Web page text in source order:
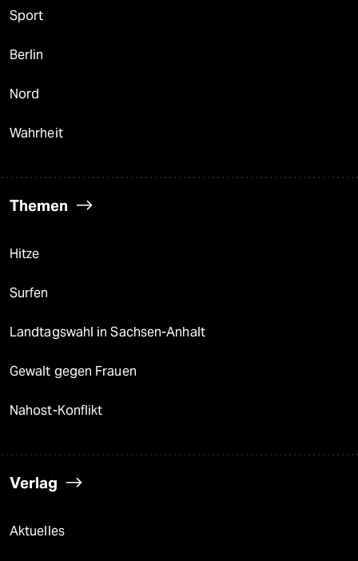
Sport
Berlin
Nord
Wahrheit
Themen
Hitze
Surfen
Landtagswahl in Sachsen-Anhalt
Gewalt gegen Frauen
Nahost-Konflikt
Verlag
Aktuelles